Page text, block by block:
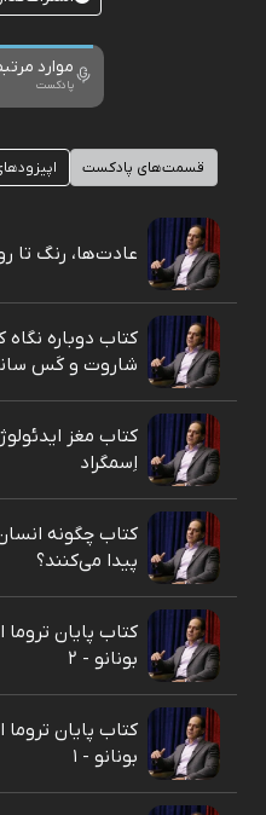
موارد
پادکست
قسمت‌های پادکست
عادت‌ها، رنگ تا
کتاب دوباره نگاه
شاروت و کَس
کتاب مغز
اِسمگراد
کتاب چگونه
پیدا می‌کنند؟
کتاب پایان تروما
بونانو - ۲
کتاب پایان تروما
بونانو - ۱